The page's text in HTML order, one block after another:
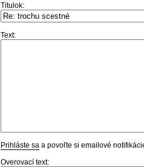
Titulok:
Text:
Prihláste sa a povoľte si emailové
Overovací text: